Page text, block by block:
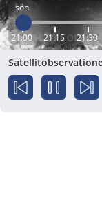
sön
21:00 21:15 21:30